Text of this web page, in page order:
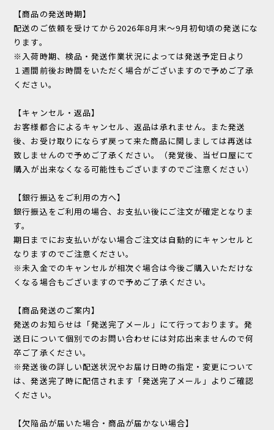
【商品の発送時期】
配送のご依頼を受けてから2026年8月末～9月初旬頃の発送にな
ります。
※入荷時期、検品・発送作業状況によっては発送予定日より
１週間前後お時間をいただく場合がございますので予めご了承
ください。
【キャンセル・返品】
お客様都合によるキャンセル、返品は承れません。また発送
後、お受け取りにならず戻って来た商品に関しましては再送は
致しませんので予めご了承ください。（発覚後、当ゼロ屋にて
購入が出来なくなる可能性もございますのでご注意ください）
【銀行振込をご利用の方へ】
銀行振込をご利用の場合、お支払い後にご注文が確定となりま
す。
期日までにお支払いがない場合ご注文は自動的にキャンセルと
なりますのでご注意ください。
※未入金でのキャンセルが相次ぐ場合は今後ご購入いただけな
くなる場合もございますので予めご了承ください。
【商品発送のご案内】
発送のお知らせは「発送完了メール」にて行っております。発
送日について個別でのお問い合わせには対応出来ませんので何
卒ご了承ください。
※発送後の詳しい配送状況やお届け日時の指定・変更について
は、発送完了時に配信されます「発送完了メール」よりご確認
ください。
【欠陥品が届いた場合・商品が届かない場合】